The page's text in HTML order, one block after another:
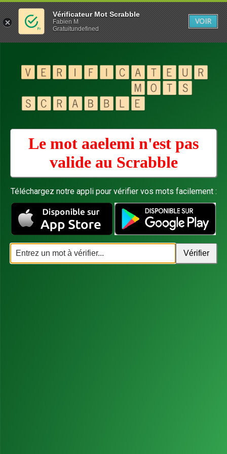
Le mot aaelemi n'est pas
valide au Scrabble
Téléchargez notre appli pour vérifier vos mots facilement :
Vérificateur Mot Scrabble
Fabien M
Gratuitundefined
VOIR